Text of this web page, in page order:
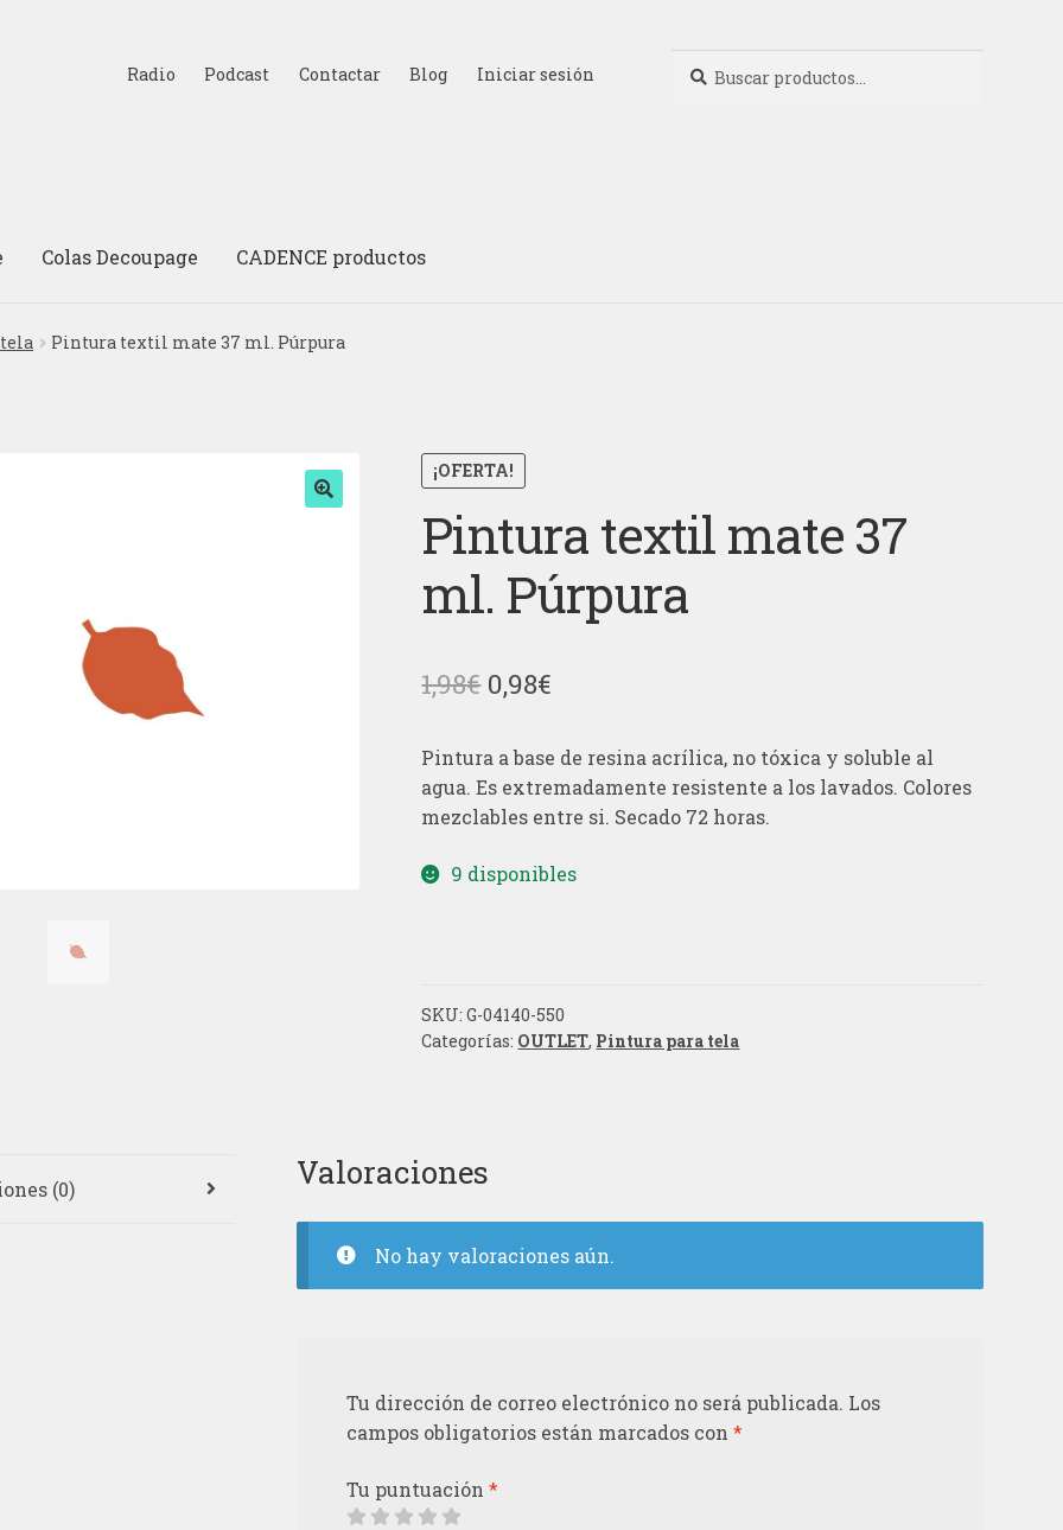
Radio Podcast Contactar Blog Iniciar sesión
por:
Colas Decoupage CADENCE productos
Pintura textil mate 37 ml. Púrpura
¡OFERTA!
Pintura textil mate 37
ml. Púrpura
1,98€ El
original
era:
0,98€
actual
es:
Pintura a base de resina acrílica, no tóxica y soluble al
agua. Es extremadamente resistente a los lavados. Colores
mezclables entre si. Secado 72 horas.
9 disponibles
SKU:G-04140-550
Categorías: OUTLET, Pintura para tela
(0) Valoraciones
No hay valoraciones aún.
Tu dirección de correo electrónico no será publicada. Los
campos obligatorios están marcados con*
Tu puntuación*